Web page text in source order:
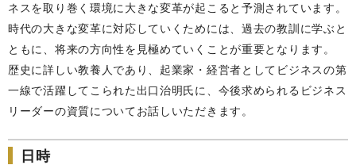
ネスを取り巻く環境に大きな変革が起こると予測されています。
時代の大きな変革に対応していくためには、過去の教訓に学ぶと
ともに、将来の方向性を見極めていくことが重要となります。
歴史に詳しい教養人であり、起業家・経営者としてビジネスの第
一線で活躍してこられた出口治明氏に、今後求められるビジネス
リーダーの資質についてお話しいただきます。
日時